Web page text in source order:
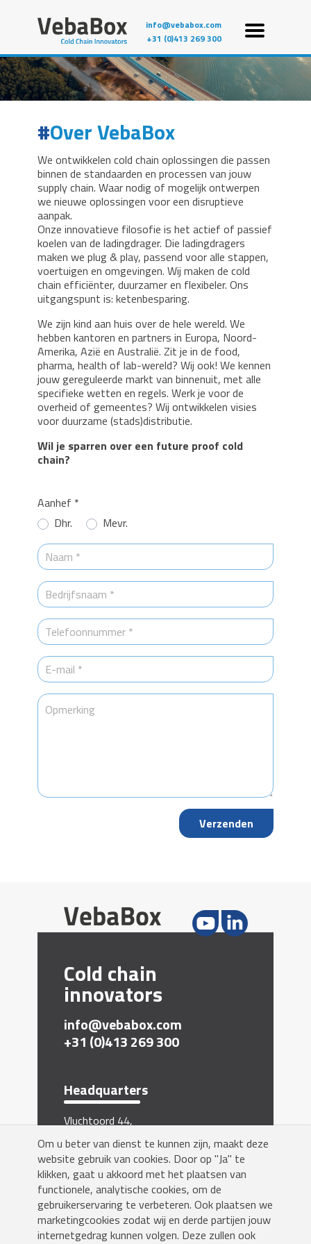
Om u beter van dienst te kunnen zijn, maakt deze
website gebruik van cookies. Door op "Ja" te
klikken, gaat u akkoord met het plaatsen van
functionele, analytische cookies, om de
gebruikerservaring te verbeteren. Ook plaatsen we
marketingcookies zodat wij en derde partijen jouw
internetgedrag kunnen volgen. Deze zullen ook
info@vebabox.com
+31 (0)413 269 300
Over VebaBox
We ontwikkelen cold chain oplossingen die passen
binnen de standaarden en processen van jouw
supply chain. Waar nodig of mogelijk ontwerpen
we nieuwe oplossingen voor een disruptieve
aanpak.
Onze innovatieve filosofie is het actief of passief
koelen van de ladingdrager. Die ladingdragers
maken we plug & play, passend voor alle stappen,
voertuigen en omgevingen. Wij maken de cold
chain efficiënter, duurzamer en flexibeler. Ons
uitgangspunt is: ketenbesparing.
We zijn kind aan huis over de hele wereld. We
hebben kantoren en partners in Europa, Noord-
Amerika, Azië en Australië. Zit je in de food,
pharma, health of lab-wereld? Wij ook! We kennen
jouw gereguleerde markt van binnenuit, met alle
specifieke wetten en regels. Werk je voor de
overheid of gemeentes? Wij ontwikkelen visies
voor duurzame (stads)distributie.
Wil je sparren over een future proof cold
chain?
Aanhef *
Dhr.
Mevr.
Verzenden
Cold chain
innovators
info@vebabox.com
+31 (0)413 269 300
Headquarters
Vluchtoord 44,
Inschrijven nieuwsbrief